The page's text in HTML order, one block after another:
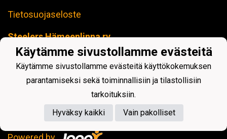
Tietosuojaseloste
Steelers Hämeenlinna ry
toimisto@steelers-salibandy.fi
Loimua Areena
Härkätie 17 B, 13600 Hämeenlinna
Y-tunnus: 2414280-4
Käytämme sivustollamme evästeitä
Käytämme sivustollamme evästeitä käyttökokemuksen
parantamiseksi sekä toiminnallisiin ja tilastollisiin
tarkoituksiin.
Hyväksy kaikki
Vain pakolliset